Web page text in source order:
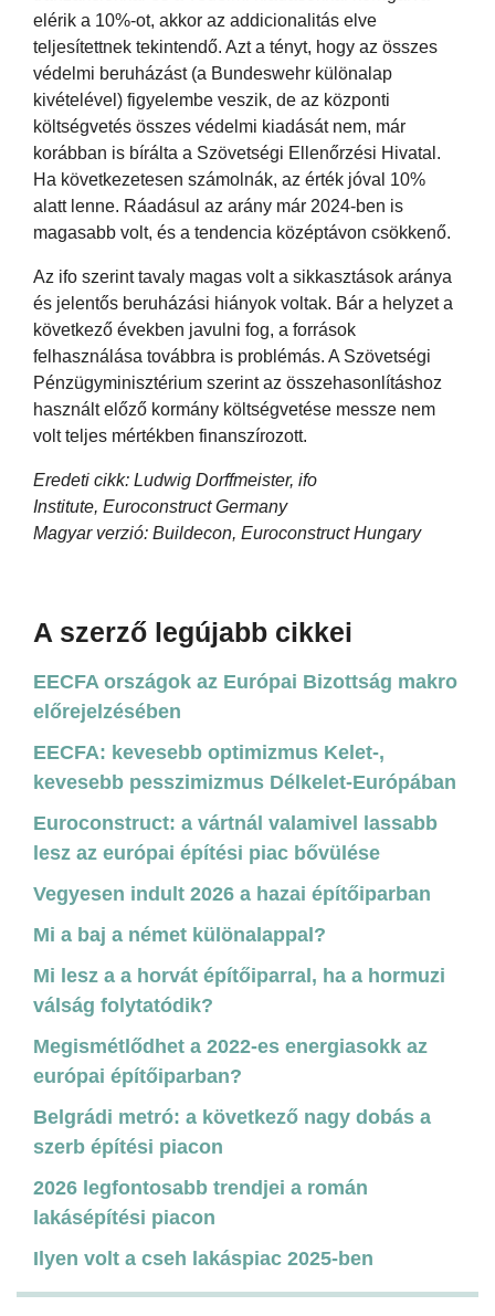
elérik a 10%-ot, akkor az addicionalitás elve
teljesítettnek tekintendő. Azt a tényt, hogy az összes
védelmi beruházást (a Bundeswehr különalap
kivételével) figyelembe veszik, de az központi
költségvetés összes védelmi kiadását nem, már
korábban is bírálta a Szövetségi Ellenőrzési Hivatal.
Ha következetesen számolnák, az érték jóval 10%
alatt lenne. Ráadásul az arány már 2024-ben is
magasabb volt, és a tendencia középtávon csökkenő.
Az ifo szerint tavaly magas volt a sikkasztások aránya
és jelentős beruházási hiányok voltak. Bár a helyzet a
következő években javulni fog, a források
felhasználása továbbra is problémás. A Szövetségi
Pénzügyminisztérium szerint az összehasonlításhoz
használt előző kormány költségvetése messze nem
volt teljes mértékben finanszírozott.
Eredeti cikk: Ludwig Dorffmeister, ifo
Institute, Euroconstruct Germany
Magyar verzió: Buildecon, Euroconstruct Hungary
A szerző legújabb cikkei
EECFA országok az Európai Bizottság makro
előrejelzésében
EECFA: kevesebb optimizmus Kelet-,
kevesebb pesszimizmus Délkelet-Európában
Euroconstruct: a vártnál valamivel lassabb
lesz az európai építési piac bővülése
Vegyesen indult 2026 a hazai építőiparban
Mi a baj a német különalappal?
Mi lesz a a horvát építőiparral, ha a hormuzi
válság folytatódik?
Megismétlődhet a 2022-es energiasokk az
európai építőiparban?
Belgrádi metró: a következő nagy dobás a
szerb építési piacon
2026 legfontosabb trendjei a román
lakásépítési piacon
Ilyen volt a cseh lakáspiac 2025-ben